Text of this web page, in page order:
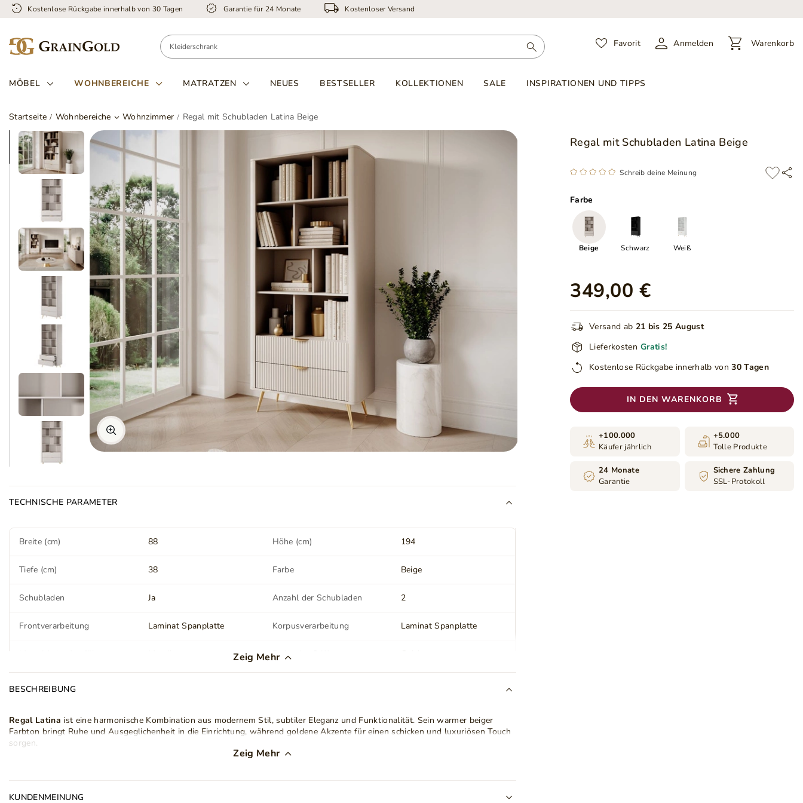
Kostenlose Rückgabe innerhalb von 30 Tagen Garantie für 24 Monate Kostenloser Versand
Favorit Anmelden Warenkorb
MÖBEL WOHNBEREICHE MATRATZEN NEUES BESTSELLER KOLLEKTIONEN SALE INSPIRATIONEN UND TIPPS
Startseite Wohnbereiche Wohnzimmer Regal mit Schubladen Latina Beige
Regal mit Schubladen Latina Beige
Schreib deine Meinung
Farbe
Beige Schwarz Weiß
349,00 €
Versand ab 21 bis 25 August
Lieferkosten Gratis!
Kostenlose Rückgabe innerhalb von 30 Tagen
IN DEN WARENKORB
+100.000
Käufer jährlich
+5.000
Tolle Produkte
24 Monate
Garantie
Sichere Zahlung
SSL-Protokoll
TECHNISCHE PARAMETER
Breite (cm) 88 Höhe (cm) 194
Tiefe (cm) 38 Farbe Beige
Schubladen Ja Anzahl der Schubladen 2
Frontverarbeitung Laminat Spanplatte Korpusverarbeitung Laminat Spanplatte
Metall Farbe der Griffe Gold
Fuß (Höhe) (cm)
Farbe der Beine Golden Montage Zur Selbstmontage
Stil LED Beleuchtung
Zeig Mehr
BESCHREIBUNG
Regal Latina ist eine harmonische Kombination aus modernem Stil, subtiler Eleganz und Funktionalität. Sein warmer beiger
Farbton bringt Ruhe und Ausgeglichenheit in die Einrichtung, während goldene Akzente für einen schicken und luxuriösen Touch
sorgen.
Zeig Mehr
KUNDENMEINUNG